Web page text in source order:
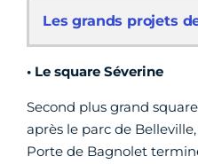
Les grands projets
• Le square Séverine
Second plus grand
après le parc de
Porte de Bagnolet